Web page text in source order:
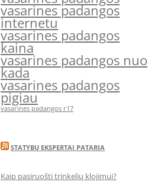
vasarines padangos
internetu
vasarines padangos
kaina
vasarines padangos nuo
kada
vasarines padangos
pigiau
vasarines padangos r17
STATYBŲ EKSPERTAI PATARIA
Kaip pasiruošti trinkelių klojimui?